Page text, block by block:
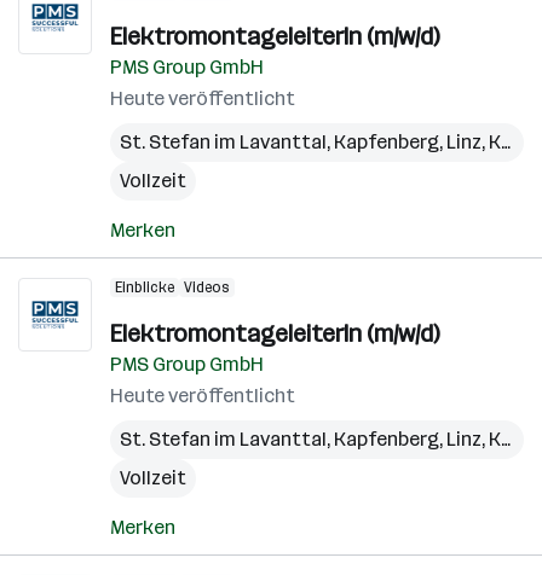
ElektromontageleiterIn (m/w/d)
PMS Group GmbH
Heute veröffentlicht
St. Stefan im Lavanttal, Kapfenberg, Linz, Kundl
Vollzeit
Merken
Einblicke Videos
ElektromontageleiterIn (m/w/d)
PMS Group GmbH
Heute veröffentlicht
St. Stefan im Lavanttal, Kapfenberg, Linz, Kundl
Vollzeit
Merken